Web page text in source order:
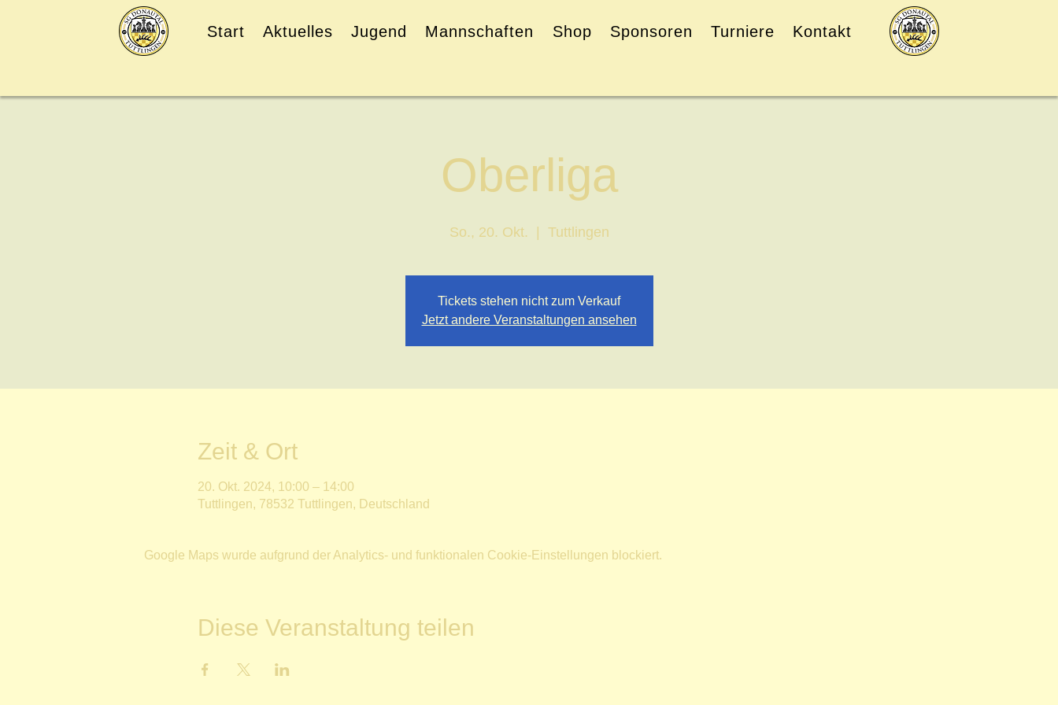
Start Aktuelles Jugend Mannschaften Shop Sponsoren Turniere Kontakt
Oberliga
So., 20. Okt. Tuttlingen
Tickets stehen nicht zum Verkauf
Jetzt andere Veranstaltungen ansehen
Zeit & Ort
20. Okt. 2024, 10:00 – 14:00
Tuttlingen, 78532 Tuttlingen, Deutschland
Google Maps wurde aufgrund der Analytics- und funktionalen Cookie-Einstellungen blockiert.
Diese Veranstaltung teilen